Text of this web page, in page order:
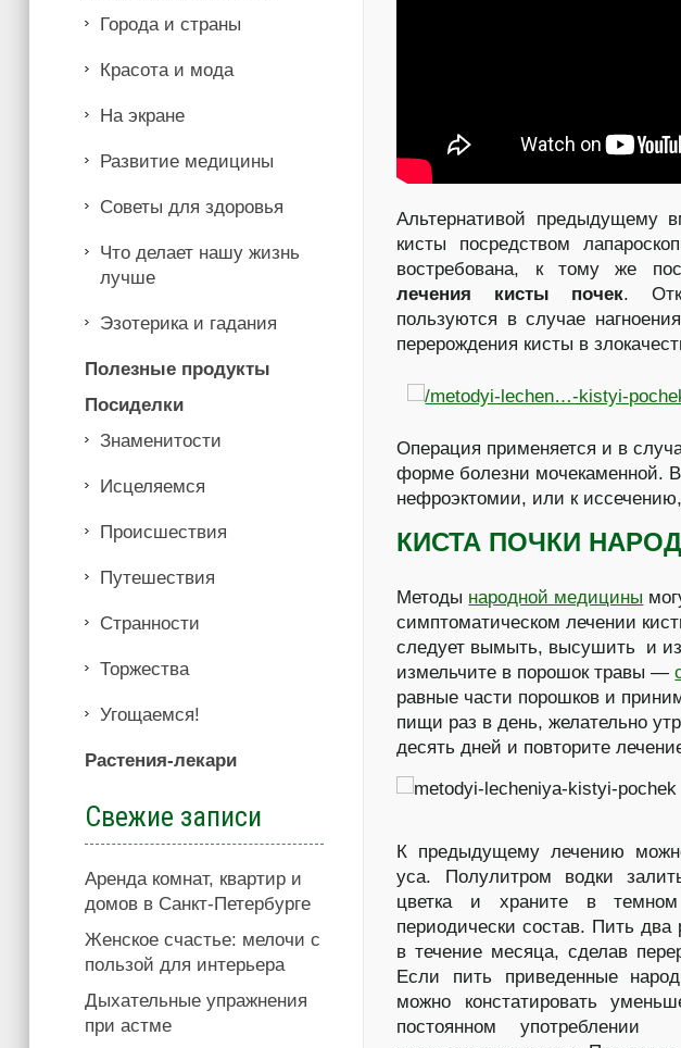
Альтернативой предыдущему
кисты посредством
востребована, к тому же
лечения кисты почек.
пользуются в случае
перерождения кисты в
Операция применяется и в
форме болезни мочекаменной. В
нефроэктомии, или к
КИСТА ПОЧКИ
Методы народной медицины
симптоматическом лечении
следует вымыть, высушить и
измельчите в порошок травы —
равные части порошков и
пищи раз в день, желательно
десять дней и повторите
К предыдущему лечению
уса. Полулитром водки
цветка и храните в темном
периодически состав. Пить два
в течение месяца, сделав
Если пить приведенные
можно констатировать
постоянном употреблении
Города и страны
Красота и мода
На экране
Развитие медицины
Советы для здоровья
Что делает нашу жизнь
лучше
Эзотерика и гадания
Полезные продукты
Посиделки
Знаменитости
Иcцеляемся
Происшествия
Путешествия
Странности
Торжества
Угощаемся!
Растения-лекари
Свежие записи
Аренда комнат, квартир и
домов в Санкт-Петербурге
Женское счастье: мелочи с
пользой для интерьера
Дыхательные упражнения
при астме